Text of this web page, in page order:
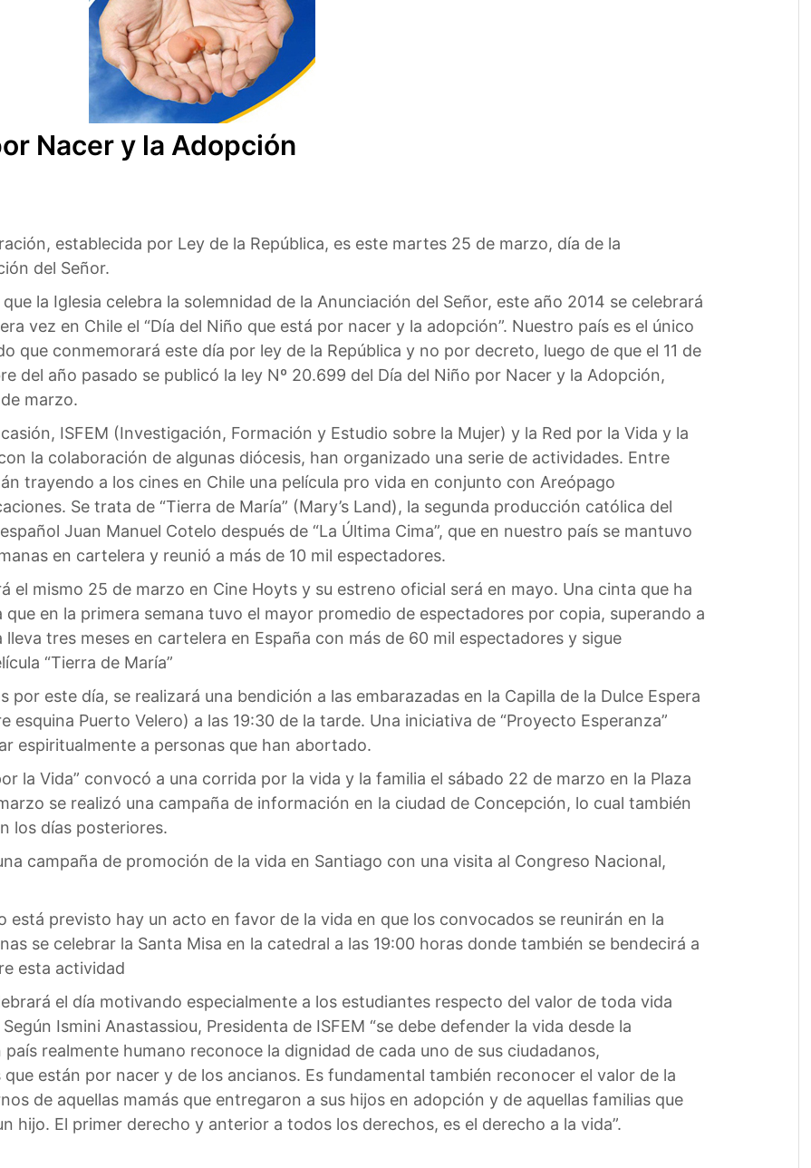
Nacer y la Adopción
establecida por Ley de la República, es este martes 25 de marzo, día de la
del Señor.
que la Iglesia celebra la solemnidad de la Anunciación del Señor, este año 2014 se celebrará
vez en Chile el “Día del Niño que está por nacer y la adopción”. Nuestro país es el único
que conmemorará este día por ley de la República y no por decreto, luego de que el 11 de
del año pasado se publicó la ley Nº 20.699 del Día del Niño por Nacer y la Adopción,
marzo.
ISFEM (Investigación, Formación y Estudio sobre la Mujer) y la Red por la Vida y la
la colaboración de algunas diócesis, han organizado una serie de actividades. Entre
trayendo a los cines en Chile una película pro vida en conjunto con Areópago
Se trata de “Tierra de María” (Mary’s Land), la segunda producción católica del
Juan Manuel Cotelo después de “La Última Cima”, que en nuestro país se mantuvo
en cartelera y reunió a más de 10 mil espectadores.
el mismo 25 de marzo en Cine Hoyts y su estreno oficial será en mayo. Una cinta que ha
en la primera semana tuvo el mayor promedio de espectadores por copia, superando a
lleva tres meses en cartelera en España con más de 60 mil espectadores y sigue
“Tierra de María”
este día, se realizará una bendición a las embarazadas en la Capilla de la Dulce Espera
esquina Puerto Velero) a las 19:30 de la tarde. Una iniciativa de “Proyecto Esperanza”
espiritualmente a personas que han abortado.
la Vida” convocó a una corrida por la vida y la familia el sábado 22 de marzo en la Plaza
se realizó una campaña de información en la ciudad de Concepción, lo cual también
los días posteriores.
campaña de promoción de la vida en Santiago con una visita al Congreso Nacional,
está previsto hay un acto en favor de la vida en que los convocados se reunirán en la
se celebrar la Santa Misa en la catedral a las 19:00 horas donde también se bendecirá a
esta actividad
el día motivando especialmente a los estudiantes respecto del valor de toda vida
Ismini Anastassiou, Presidenta de ISFEM “se debe defender la vida desde la
realmente humano reconoce la dignidad de cada uno de sus ciudadanos,
están por nacer y de los ancianos. Es fundamental también reconocer el valor de la
de aquellas mamás que entregaron a sus hijos en adopción y de aquellas familias que
hijo. El primer derecho y anterior a todos los derechos, es el derecho a la vida”.